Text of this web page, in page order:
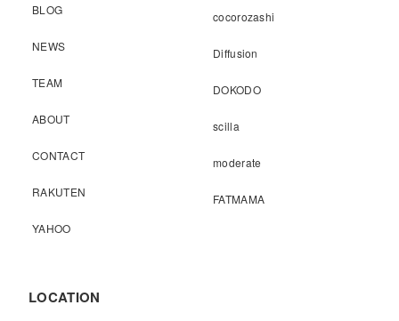
BLOG
NEWS
TEAM
ABOUT
CONTACT
RAKUTEN
YAHOO
cocorozashi
Diffusion
DOKODO
scilla
moderate
FATMAMA
LOCATION